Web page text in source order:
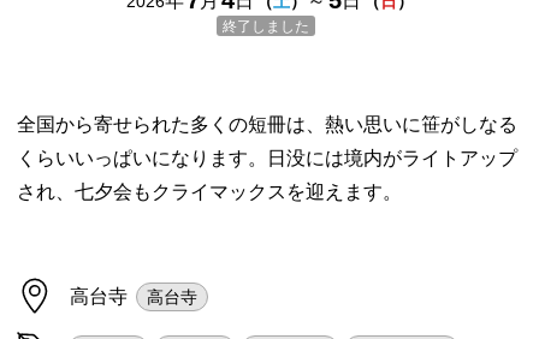
終了しました
全国から寄せられた多くの短冊は、熱い思いに笹がしなる
くらいいっぱいになります。日没には境内がライトアップ
され、七夕会もクライマックスを迎えます。
高台寺 高台寺